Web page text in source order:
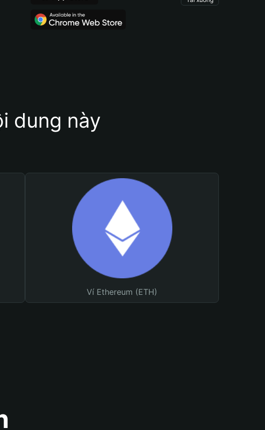
dung này
Ví Ethereum (ETH)